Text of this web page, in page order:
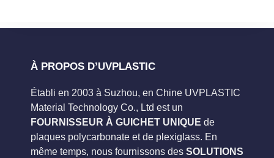
À PROPOS D’UVPLASTIC
Établi en 2003 à Suzhou, en Chine UVPLASTIC
Material Technology Co., Ltd est un
FOURNISSEUR À GUICHET UNIQUE de
plaques polycarbonate et de plexiglass. En
même temps, nous fournissons des SOLUTIONS